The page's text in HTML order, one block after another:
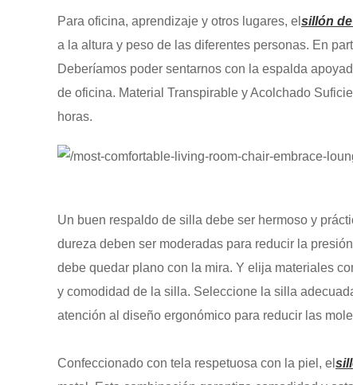
Para oficina, aprendizaje y otros lugares, el sillón
a la altura y peso de las diferentes personas. En
Deberíamos poder sentarnos con la espalda
de oficina. Material Transpirable y Acolchado
horas.
Un buen respaldo de silla debe ser hermoso y
dureza deben ser moderadas para reducir la
debe quedar plano con la mira. Y elija materiales
y comodidad de la silla. Seleccione la silla
atención al diseño ergonómico para reducir las
Confeccionado con tela respetuosa con la piel, el